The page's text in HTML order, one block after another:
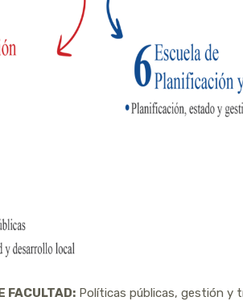
FACULTAD:Políticas públicas, gestión y